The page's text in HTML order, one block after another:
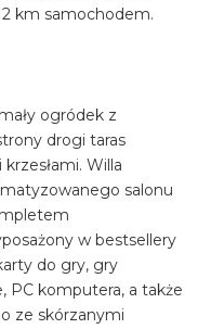
2 km samochodem.
ogródek z
drogi taras
Willa
salonu
w bestsellery
do gry, gry
PC komputera, a także
ze skórzanymi